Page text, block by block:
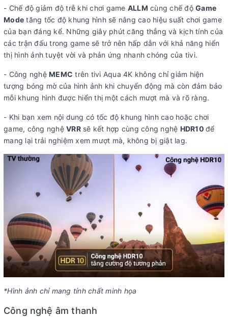
- Chế độ giảm độ trễ khi chơi game ALLM cùng chế độ Game
Mode tăng tốc độ khung hình sẽ nâng cao hiệu suất chơi game
của bạn đáng kể. Những giây phút căng thẳng và kịch tính của
các trận đấu trong game sẽ trở nên hấp dẫn với khả năng hiển
thị hình ảnh tuyệt vời và phản ứng nhanh chóng của tivi.
- Công nghệ MEMC trên tivi Aqua 4K không chỉ giảm hiện
tượng bóng mờ của hình ảnh khi chuyển động mà còn đảm bảo
mỗi khung hình được hiển thị một cách mượt mà và rõ ràng.
- Khi bạn xem nội dung có tốc độ khung hình cao hoặc chơi
game, công nghệ VRRsẽ kết hợp cùng công nghệ HDR10 để
mang lại trải nghiệm xem mượt mà, không bị giật lag.
*Hình ảnh chỉ mang tính chất minh họa
Công nghệ âm thanh